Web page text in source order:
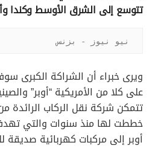
تتوسع إلى الشرق الأوسط وكندا
نيو نيوز - بزنس
ويرى خبراء أن الشراكة الكبرى
تتمكن شركة نقل الركاب الرائدة
خططت لها منذ سنوات والتي
أوبر إلى مركبات كهربائية صديقة